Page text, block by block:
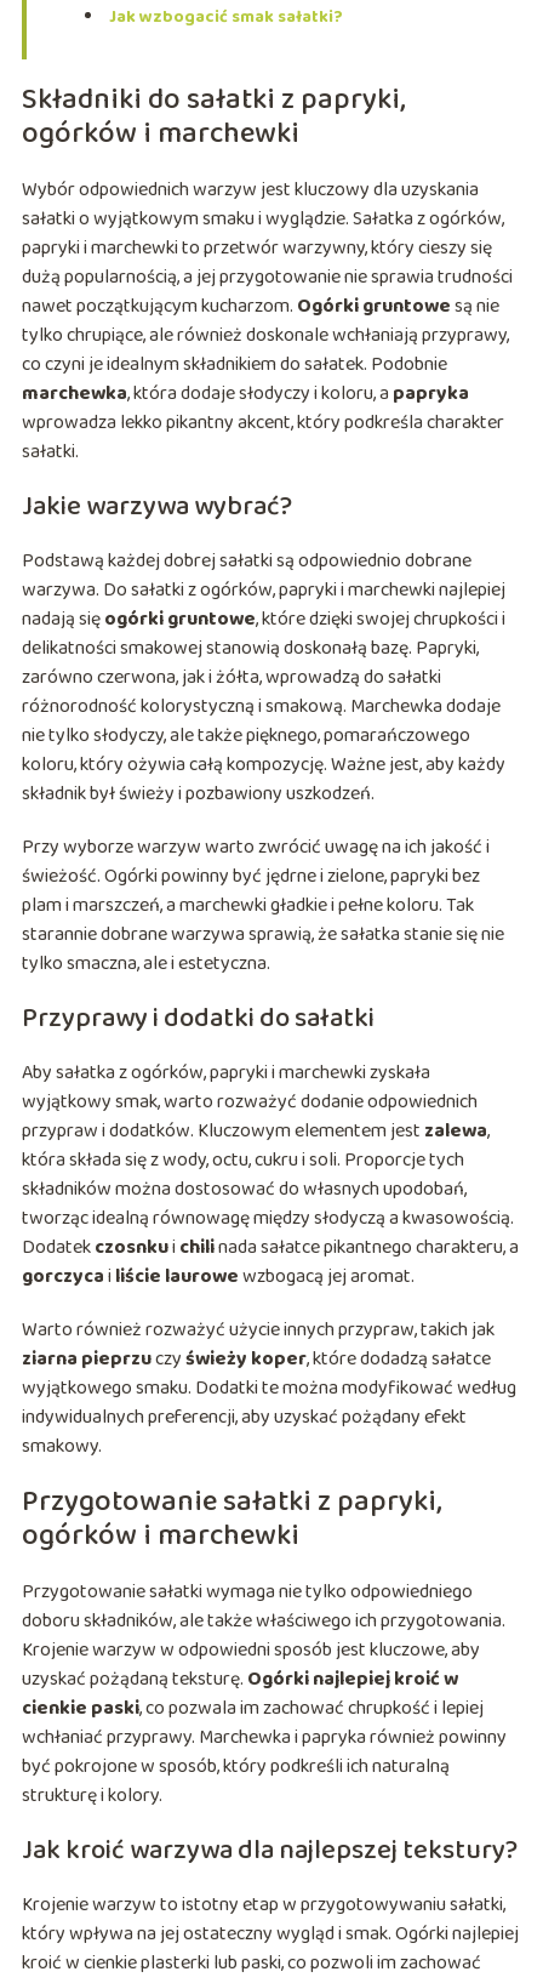
Jak wzbogacić smak sałatki?
Składniki do sałatki z papryki,
ogórków i marchewki
Wybór odpowiednich warzyw jest kluczowy dla uzyskania
sałatki o wyjątkowym smaku i wyglądzie. Sałatka z ogórków,
papryki i marchewki to przetwór warzywny, który cieszy się
dużą popularnością, a jej przygotowanie nie sprawia trudności
nawet początkującym kucharzom. Ogórki gruntowesą nie
tylko chrupiące, ale również doskonale wchłaniają przyprawy,
co czyni je idealnym składnikiem do sałatek. Podobnie
marchewka, która dodaje słodyczy i koloru, a papryka
wprowadza lekko pikantny akcent, który podkreśla charakter
sałatki.
Jakie warzywa wybrać?
Podstawą każdej dobrej sałatki są odpowiednio dobrane
warzywa. Do sałatki z ogórków, papryki i marchewki najlepiej
nadają sięogórki gruntowe, które dzięki swojej chrupkości i
delikatności smakowej stanowią doskonałą bazę. Papryki,
zarówno czerwona, jak i żółta, wprowadzą do sałatki
różnorodność kolorystyczną i smakową. Marchewka dodaje
nie tylko słodyczy, ale także pięknego, pomarańczowego
koloru, który ożywia całą kompozycję. Ważne jest, aby każdy
składnik był świeży i pozbawiony uszkodzeń.
Przy wyborze warzyw warto zwrócić uwagę na ich jakość i
świeżość. Ogórki powinny być jędrne i zielone, papryki bez
plam i marszczeń, a marchewki gładkie i pełne koloru. Tak
starannie dobrane warzywa sprawią, że sałatka stanie się nie
tylko smaczna, ale i estetyczna.
Przyprawy i dodatki do sałatki
Aby sałatka z ogórków, papryki i marchewki zyskała
wyjątkowy smak, warto rozważyć dodanie odpowiednich
przypraw i dodatków. Kluczowym elementem jest zalewa,
która składa się z wody, octu, cukru i soli. Proporcje tych
składników można dostosować do własnych upodobań,
tworząc idealną równowagę między słodyczą a kwasowością.
Dodatekczosnkui chilinada sałatce pikantnego charakteru, a
gorczycai liście laurowewzbogacą jej aromat.
Warto również rozważyć użycie innych przypraw, takich jak
ziarna pieprzuczyświeży koper, które dodadzą sałatce
wyjątkowego smaku. Dodatki te można modyfikować według
indywidualnych preferencji, aby uzyskać pożądany efekt
smakowy.
Przygotowanie sałatki z papryki,
ogórków i marchewki
Przygotowanie sałatki wymaga nie tylko odpowiedniego
doboru składników, ale także właściwego ich przygotowania.
Krojenie warzyw w odpowiedni sposób jest kluczowe, aby
uzyskać pożądaną teksturę. Ogórki najlepiej kroić w
cienkie paski, co pozwala im zachować chrupkość i lepiej
wchłaniać przyprawy. Marchewka i papryka również powinny
być pokrojone w sposób, który podkreśli ich naturalną
strukturę i kolory.
Jak kroić warzywa dla najlepszej tekstury?
Krojenie warzyw to istotny etap w przygotowywaniu sałatki,
który wpływa na jej ostateczny wygląd i smak. Ogórki najlepiej
kroić w cienkie plasterki lub paski, co pozwoli im zachować